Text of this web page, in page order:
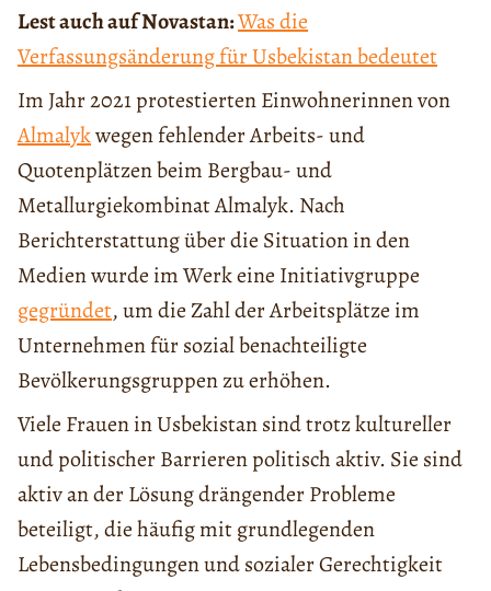
Lest auch auf Novastan:Was die
Verfassungsänderung für Usbekistan bedeutet
Im Jahr 2021 protestierten Einwohnerinnen von
Almalykwegen fehlender Arbeits- und
Quotenplätzen beim Bergbau- und
Metallurgiekombinat Almalyk. Nach
Berichterstattung über die Situation in den
Medien wurde im Werk eine Initiativgruppe
gegründet, um die Zahl der Arbeitsplätze im
Unternehmen für sozial benachteiligte
Bevölkerungsgruppen zu erhöhen.
Viele Frauen in Usbekistan sind trotz kultureller
und politischer Barrieren politisch aktiv. Sie sind
aktiv an der Lösung drängender Probleme
beteiligt, die häufig mit grundlegenden
Lebensbedingungen und sozialer Gerechtigkeit